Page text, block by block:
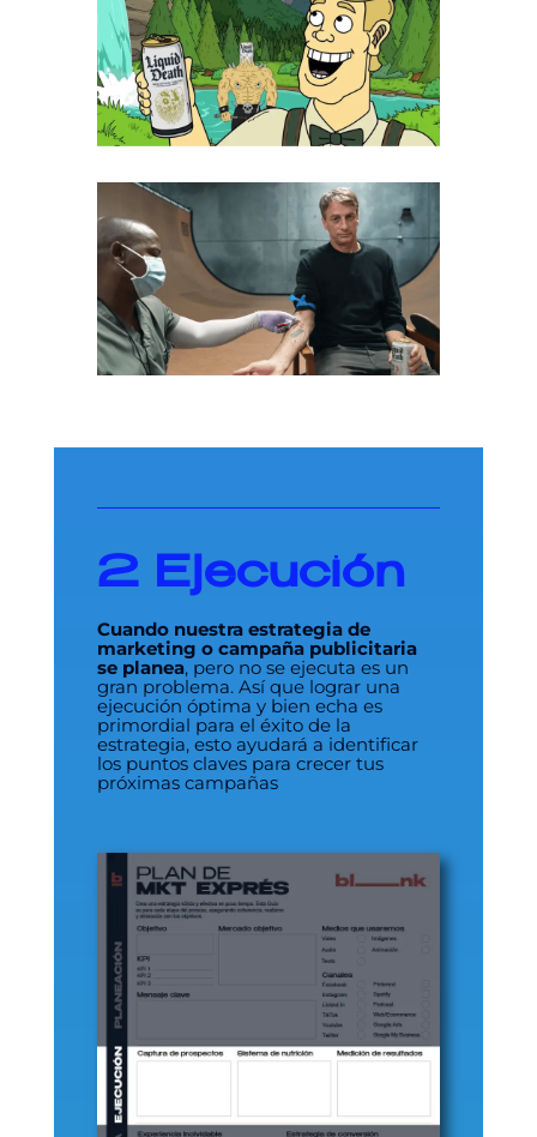
2 Ejecución
Cuando nuestra estrategia de
marketing o campaña publicitaria
se planea, pero no se ejecuta es un
gran problema. Así que lograr una
ejecución óptima y bien echa es
primordial para el éxito de la
estrategia, esto ayudará a identificar
los puntos claves para crecer tus
próximas campañas